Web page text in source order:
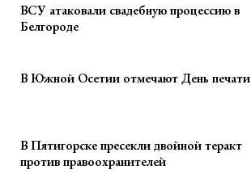
ВСУ атаковали свадебную процессию в
Белгороде
В Южной Осетии отмечают День печати
В Пятигорске пресекли двойной теракт
против правоохранителей